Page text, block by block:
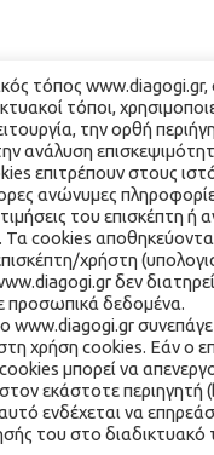
sit amet,
obcaecati incidunt
veniam,
voluptas
numquam?
RIGHTS RESERVED.
τόπος www.diagogi.gr,
τόποι,
την ορθή
ανάλυση
επιτρέπουν στους
ανώνυμες
του επισκέπτη ή
cookies
χρήστη
δεν
προσωπικά δεδομένα.
www.diagogi.gr
χρήση cookies. Εάν ο
μπορεί να
εκάστοτε περιηγητή
ενδέχεται να
του στο διαδικτυακό